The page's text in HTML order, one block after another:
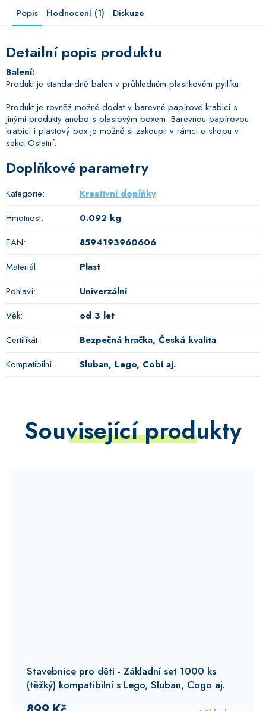
Související produkty
hodnocení
produktu
je
4,9
Stavebnice pro děti - Základní set 1000 ks
(těžký) kompatibilní s Lego, Sluban, Cogo aj.
Popis Hodnocení (1) Diskuze
Detailní popis produktu
Balení:
Produkt je standardně balen v průhledném plastikovém pytlíku.
Produkt je rovněž možné dodat v barevné papírové krabici s
jinými produkty anebo s plastovým boxem. Barevnou papírovou
krabici i plastový box je možné si zakoupit v rámci e-shopu v
sekci Ostatní.
Doplňkové parametry
Kategorie:
Kreativní doplňky
Hmotnost:
0.092 kg
EAN:
8594193960606
Materiál:
Plast
Pohlaví:
Univerzální
Věk:
od 3 let
Certifikát:
Bezpečná hračka, Česká kvalita
Kompatibilní: Sluban, Lego, Cobi aj.